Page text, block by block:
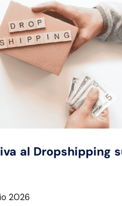
al Dropshipping
2026